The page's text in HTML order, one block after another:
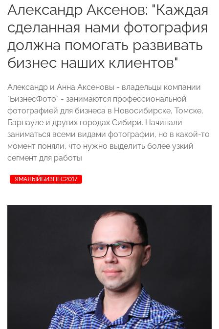
Александр Аксенов: "Каждая
сделанная нами фотография
должна помогать развивать
бизнес наших клиентов"
Александр и Анна Аксеновы - владельцы компании
"БизнесФото" - занимаются профессиональной
фотографией для бизнеса в Новосибирске, Томске,
Барнауле и других городах Сибири. Начинали
заниматься всеми видами фотографии, но в какой-то
момент поняли, что нужно выделить более узкий
сегмент для работы
ЯМАЛЫЙБИЗНЕС2017